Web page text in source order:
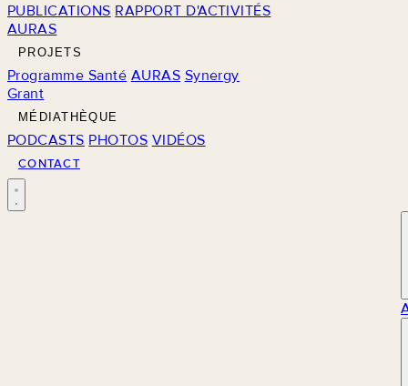
PUBLICATIONS RAPPORT D'ACTIVITÉS
AURAS
PROJETS
Programme Santé AURAS Synergy
Grant
MÉDIATHÈQUE
PODCASTS PHOTOS VIDÉOS
CONTACT